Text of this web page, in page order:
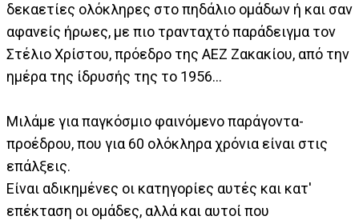
δεκαετίες ολόκληρες στο πηδάλιο ομάδων ή και σαν
αφανείς ήρωες, με πιο τρανταχτό παράδειγμα τον
Στέλιο Χρίστου, πρόεδρο της ΑΕΖ Ζακακίου, από την
ημέρα της ίδρυσής της το 1956…
Μιλάμε για παγκόσμιο φαινόμενο παράγοντα-
προέδρου, που για 60 ολόκληρα χρόνια είναι στις
επάλξεις.
Είναι αδικημένες οι κατηγορίες αυτές και κατ'
επέκταση οι ομάδες, αλλά και αυτοί που